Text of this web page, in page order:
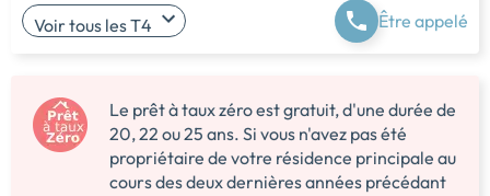
Voir tous les T4 Être appelé
Le prêt à taux zéro est gratuit, d'une durée de
20, 22 ou 25 ans. Si vous n'avez pas été
propriétaire de votre résidence principale au
cours des deux dernières années précédant